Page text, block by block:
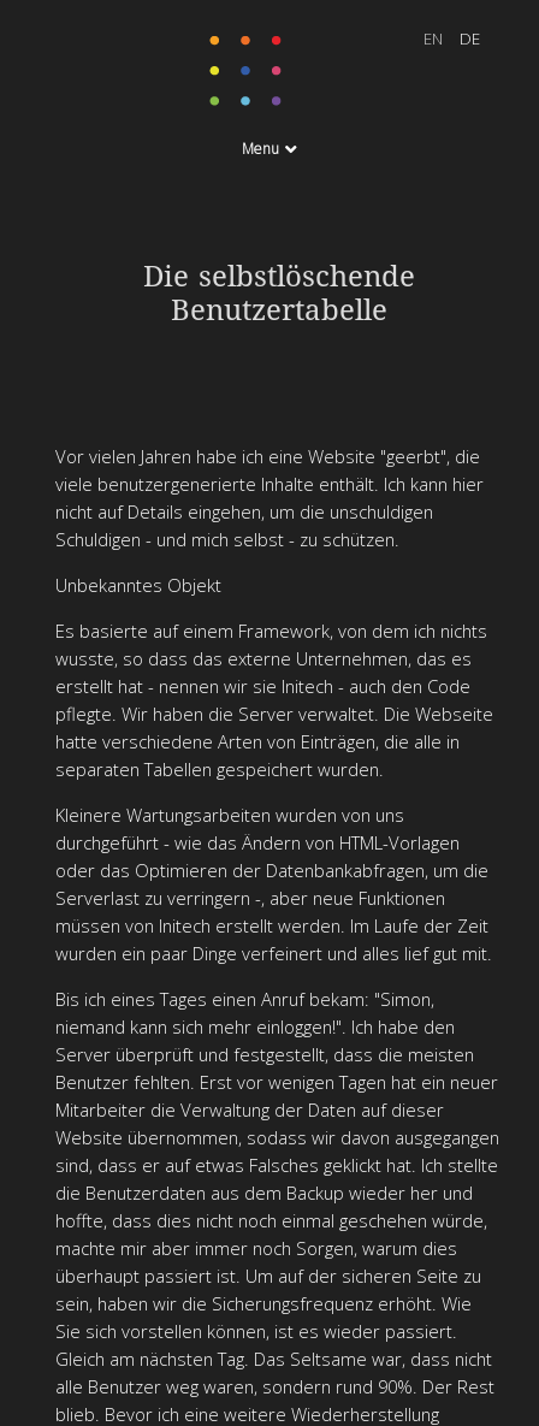
Menu
Die selbstlöschende
Benutzertabelle
Vor vielen Jahren habe ich eine Website "geerbt", die
viele benutzergenerierte Inhalte enthält. Ich kann hier
nicht auf Details eingehen, um die unschuldigen
Schuldigen - und mich selbst - zu schützen.
Unbekanntes Objekt
Es basierte auf einem Framework, von dem ich nichts
wusste, so dass das externe Unternehmen, das es
erstellt hat - nennen wir sie Initech - auch den Code
pflegte. Wir haben die Server verwaltet. Die Webseite
hatte verschiedene Arten von Einträgen, die alle in
separaten Tabellen gespeichert wurden.
Kleinere Wartungsarbeiten wurden von uns
durchgeführt - wie das Ändern von HTML-Vorlagen
oder das Optimieren der Datenbankabfragen, um die
Serverlast zu verringern -, aber neue Funktionen
müssen von Initech erstellt werden. Im Laufe der Zeit
wurden ein paar Dinge verfeinert und alles lief gut mit.
Bis ich eines Tages einen Anruf bekam: "Simon,
niemand kann sich mehr einloggen!". Ich habe den
Server überprüft und festgestellt, dass die meisten
Benutzer fehlten. Erst vor wenigen Tagen hat ein neuer
Mitarbeiter die Verwaltung der Daten auf dieser
Website übernommen, sodass wir davon ausgegangen
sind, dass er auf etwas Falsches geklickt hat. Ich stellte
die Benutzerdaten aus dem Backup wieder her und
hoffte, dass dies nicht noch einmal geschehen würde,
machte mir aber immer noch Sorgen, warum dies
überhaupt passiert ist. Um auf der sicheren Seite zu
sein, haben wir die Sicherungsfrequenz erhöht. Wie
Sie sich vorstellen können, ist es wieder passiert.
Gleich am nächsten Tag. Das Seltsame war, dass nicht
alle Benutzer weg waren, sondern rund 90%. Der Rest
blieb. Bevor ich eine weitere Wiederherstellung